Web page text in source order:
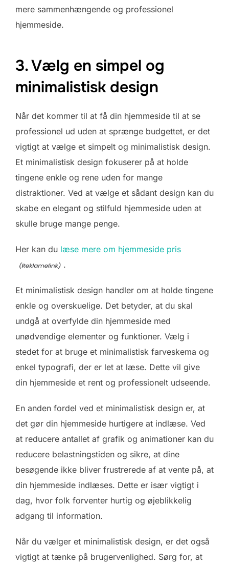
mere sammenhængende og professionel
hjemmeside.
3. Vælg en simpel og
minimalistisk design
Når det kommer til at få din hjemmeside til at se
professionel ud uden at sprænge budgettet, er det
vigtigt at vælge et simpelt og minimalistisk design.
Et minimalistisk design fokuserer på at holde
tingene enkle og rene uden for mange
distraktioner. Ved at vælge et sådant design kan du
skabe en elegant og stilfuld hjemmeside uden at
skulle bruge mange penge.
Her kan du læse mere om hjemmeside pris
.
Et minimalistisk design handler om at holde tingene
enkle og overskuelige. Det betyder, at du skal
undgå at overfylde din hjemmeside med
unødvendige elementer og funktioner. Vælg i
stedet for at bruge et minimalistisk farveskema og
enkel typografi, der er let at læse. Dette vil give
din hjemmeside et rent og professionelt udseende.
En anden fordel ved et minimalistisk design er, at
det gør din hjemmeside hurtigere at indlæse. Ved
at reducere antallet af grafik og animationer kan du
reducere belastningstiden og sikre, at dine
besøgende ikke bliver frustrerede af at vente på, at
din hjemmeside indlæses. Dette er især vigtigt i
dag, hvor folk forventer hurtig og øjeblikkelig
adgang til information.
Når du vælger et minimalistisk design, er det også
vigtigt at tænke på brugervenlighed. Sørg for, at